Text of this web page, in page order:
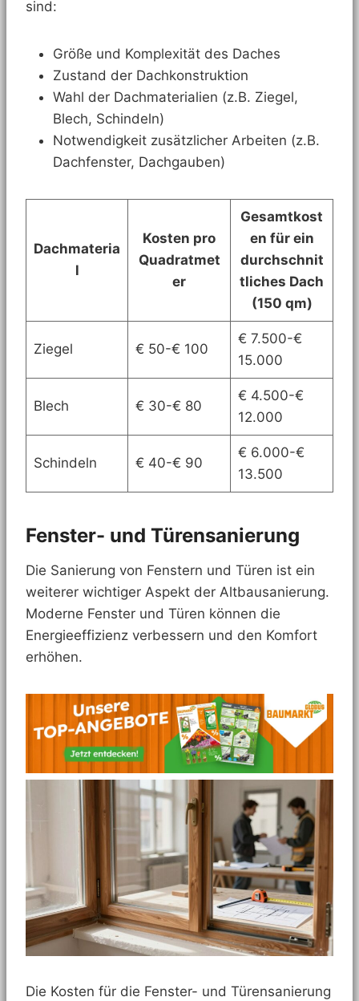
sind:
Größe und Komplexität des Daches
Zustand der Dachkonstruktion
Wahl der Dachmaterialien (z.B. Ziegel,
Blech, Schindeln)
Notwendigkeit zusätzlicher Arbeiten (z.B.
Dachfenster, Dachgauben)
Dachmateria
l
Kosten pro
Quadratmet
er
Gesamtkost
en für ein
durchschnit
tliches Dach
(150 qm)
Ziegel € 50-€ 100
€ 7.500-€
15.000
Blech € 30-€ 80
€ 4.500-€
12.000
Schindeln € 40-€ 90
€ 6.000-€
13.500
Fenster- und Türensanierung
Die Sanierung von Fenstern und Türen ist ein
weiterer wichtiger Aspekt der Altbausanierung.
Moderne Fenster und Türen können die
Energieeffizienz verbessern und den Komfort
erhöhen.
Die Kosten für die Fenster- und Türensanierung